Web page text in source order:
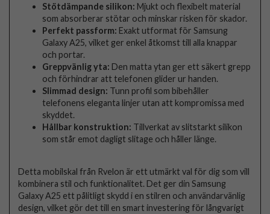
Stötdämpande silikon: Mjukt och flexibelt material
som absorberar stötar och minskar risken för skador.
Perfekt passform: Exakt utformat för Samsung
Galaxy A25, vilket ger enkel åtkomst till alla knappar
och portar.
Greppvänlig yta: Den matta ytan ger ett säkert grepp
och förhindrar att telefonen glider ur handen.
Slimmad design: Tunn profil som bibehåller
telefonens eleganta linjer utan att kompromissa med
skyddet.
Hållbar konstruktion: Tillverkat av slitstarkt silikon
som står emot dagligt slitage och håller länge.
Detta mobilskal från Rvelon är ett utmärkt val för dig som vill
kombinera stil och funktionalitet. Det ger din Samsung
Galaxy A25 ett pålitligt skydd i en stilren och användarvänlig
design, vilket gör det till en smart investering för långvarigt